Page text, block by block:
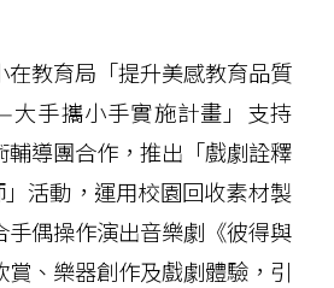
教育局「提升美感教育品質
手攜小手實施計畫」支持
輔導團合作，推出「戲劇詮釋
活動，運用校園回收素材製
手偶操作演出音樂劇《彼得與
賞、樂器創作及戲劇體驗，引